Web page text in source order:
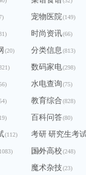
宠物医院(149)
时尚资讯(66)
(20) 分类信息(813)
数码家电(298)
水电查询(75)
教育综合(828)
百科问答(80)
(112) 考研 研究生考
(240)
国外高校(248)
魔术杂技(23)